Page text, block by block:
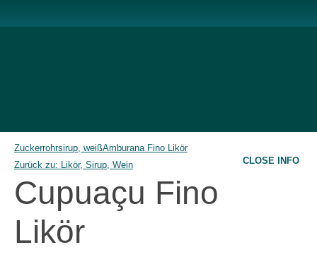
Zuckerrohrsirup, weißAmburana Fino Likör
Zurück zu: Likör, Sirup, Wein
Cupuaçu Fino
Likör
CLOSE INFO